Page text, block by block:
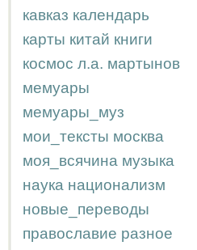
кавказ календарь
карты китай книги
космос л.а. мартынов
мемуары
мемуары_муз
мои_тексты москва
моя_всячина музыка
наука национализм
новые_переводы
православие разное